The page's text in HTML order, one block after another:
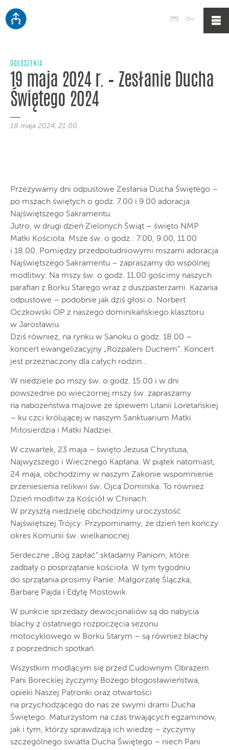
Poczta
OGŁOSZENIA
19 maja 2024 r. – Zesłanie Ducha
Świętego 2024
18 maja 2024, 21:00
Przeżywamy dni odpustowe Zesłania Ducha Świętego –
po mszach świętych o godz. 7.00 i 9.00 adoracja
Najświętszego Sakramentu.
Jutro, w drugi dzień Zielonych Świąt – święto NMP
Matki Kościoła. Msze św. o godz.: 7.00, 9.00, 11.00
i 18.00. Pomiędzy przedpołudniowymi mszami adoracja
Najświętszego Sakramentu – zapraszamy do wspólnej
modlitwy. Na mszy św. o godz. 11.00 gościmy naszych
parafian z Borku Starego wraz z duszpasterzami. Kazania
odpustowe – podobnie jak dziś głosi o. Norbert
Oczkowski OP z naszego dominikańskiego klasztoru
w Jarosławiu.
Dziś również, na rynku w Sanoku o godz. 18.00 –
koncert ewangelizacyjny „Rozpaleni Duchem”. Koncert
jest przeznaczony dla całych rodzin…
W niedziele po mszy św. o godz. 15.00 i w dni
powszednie po wieczornej mszy św. zapraszamy
na nabożeństwa majowe ze śpiewem Litanii Loretańskiej
– ku czci królującej w naszym Sanktuarium Matki
Miłosierdzia i Matki Nadziei.
W czwartek, 23 maja – święto Jezusa Chrystusa,
Najwyższego i Wiecznego Kapłana. W piątek natomiast,
24 maja, obchodzimy w naszym Zakonie wspomnienie
przeniesienia relikwii św. Ojca Dominika. To również
Dzień modlitw za Kościół w Chinach.
W przyszłą niedzielę obchodzimy uroczystość
Najświętszej Trójcy. Przypominamy, że dzień ten kończy
okres Komunii św. wielkanocnej.
Serdeczne „Bóg zapłać” składamy Paniom, które
zadbały o posprzątanie kościoła. W tym tygodniu
do sprzątania prosimy Panie: Małgorzatę Ślączka,
Barbarę Pajda i Edytę Mostowik.
W punkcie sprzedaży dewocjonaliów są do nabycia
blachy z ostatniego rozpoczęcia sezonu
motocyklowego w Borku Starym – są również blachy
z poprzednich spotkań.
Wszystkim modlącym się przed Cudownym Obrazem
Pani Boreckiej życzymy Bożego błogosławieństwa,
opieki Naszej Patronki oraz otwartości
na przychodzącego do nas ze swymi drami Ducha
Świętego. Maturzystom na czas trwających egzaminów,
jak i tym, którzy sprawdzają ich wiedzę – życzymy
szczególnego światła Ducha Świętego – niech Pani